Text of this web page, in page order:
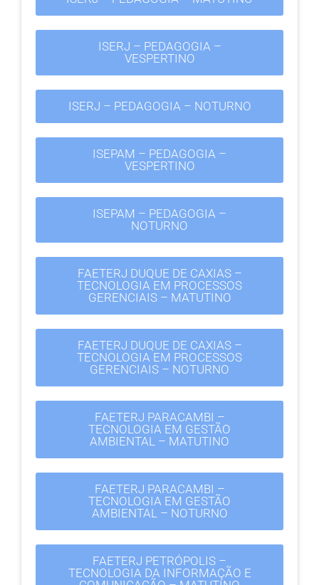
ISERJ – PEDAGOGIA –
VESPERTINO
ISERJ – PEDAGOGIA – NOTURNO
ISEPAM – PEDAGOGIA –
VESPERTINO
ISEPAM – PEDAGOGIA –
NOTURNO
FAETERJ DUQUE DE CAXIAS –
TECNOLOGIA EM PROCESSOS
GERENCIAIS – MATUTINO
FAETERJ DUQUE DE CAXIAS –
TECNOLOGIA EM PROCESSOS
GERENCIAIS – NOTURNO
FAETERJ PARACAMBI –
TECNOLOGIA EM GESTÃO
AMBIENTAL – MATUTINO
FAETERJ PARACAMBI –
TECNOLOGIA EM GESTÃO
AMBIENTAL – NOTURNO
FAETERJ PETRÓPOLIS –
TECNOLOGIA DA INFORMAÇÃO E